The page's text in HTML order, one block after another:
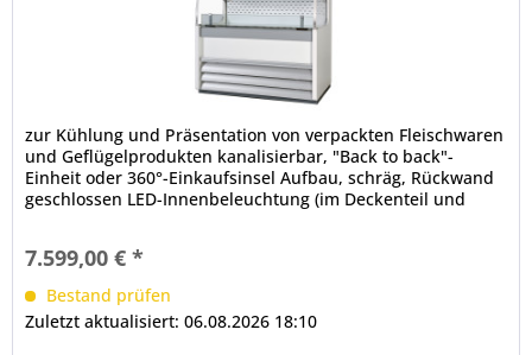
zur Kühlung und Präsentation von verpackten Fleischwaren
und Geflügelprodukten kanalisierbar, "Back to back"-
Einheit oder 360°-Einkaufsinsel Aufbau, schräg, Rückwand
geschlossen LED-Innenbeleuchtung (im Deckenteil und
Steuerung Digitalanzeige, Temperaturregelung...
7.599,00 € *
Bestand prüfen
Zuletzt aktualisiert: 06.08.2026 18:10